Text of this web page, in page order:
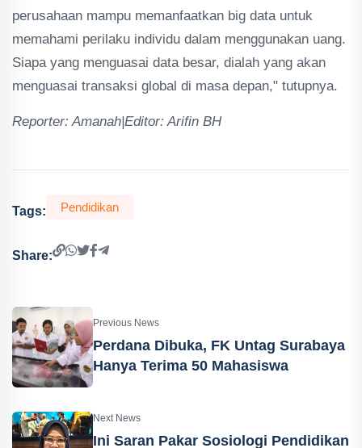
perusahaan mampu memanfaatkan big data untuk
memahami perilaku individu dalam menggunakan uang.
Siapa yang menguasai data besar, dialah yang akan
menguasai transaksi global di masa depan," tutupnya.
Reporter: Amanah|Editor: Arifin BH
Tags: Pendidikan
Share:
Previous News
Perdana Dibuka, FK Untag Surabaya
Hanya Terima 50 Mahasiswa
Next News
Ini Saran Pakar Sosiologi Pendidikan